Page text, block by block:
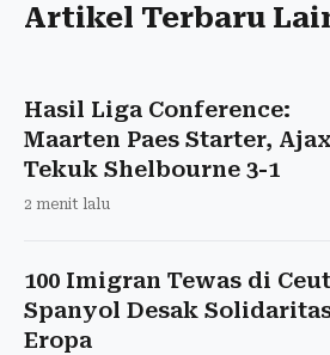
Artikel Terbaru
Hasil Liga Conference:
Maarten Paes Starter, Ajax
Tekuk Shelbourne 3-1
2 menit lalu
100 Imigran Tewas di
Spanyol Desak
Eropa